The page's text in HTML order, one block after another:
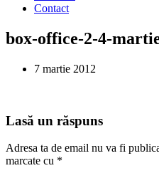
Contact
box-office-2-4-
7 martie 2012
Lasă un răspuns
Adresa ta de email nu va fi
marcate cu *